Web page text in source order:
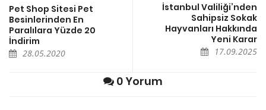
Pet Shop Sitesi Pet
Besinlerinden En
Paralılara Yüzde 20
İndirim
28.05.2020
İstanbul Valiliği’nden
Sahipsiz Sokak
Hayvanları Hakkında
Yeni Karar
17.09.2025
0 Yorum